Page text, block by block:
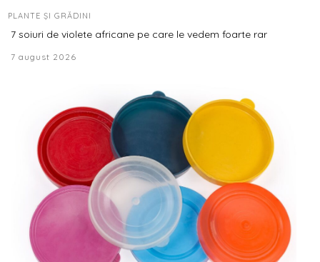
PLANTE ȘI GRĂDINI
7 soiuri de violete africane pe care le vedem foarte rar
7 august 2026